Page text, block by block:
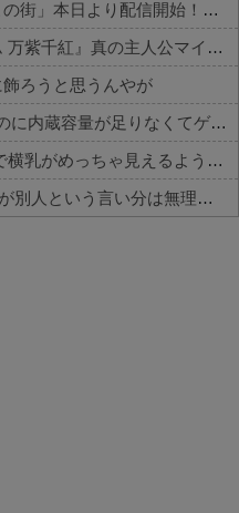
ぽこポケDLC「ブクブクうみぞこの街」本日より配信開始！更に更新データ（Ver.2.0.0）も
【朗報】『ファイアーエムブレム 万紫千紅』真の主人公マイユニはキャラメイクが可能
飾ろうと思うんやが
『Switch2』のゲームがやりたいのに内蔵容量が足りなくてゲームができない
【ムホ報】 不知火舞さん、調整で横乳がめっちゃ見えるようになるｗｗｗ
X民「みいちゃん作者とダイアナが別人という言い分は無理があるんじゃない？」 バチャ豚「！！！！」シュババババ